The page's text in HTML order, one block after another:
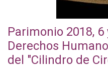
Parimonio 2018,
Derechos
del "Cilindro de